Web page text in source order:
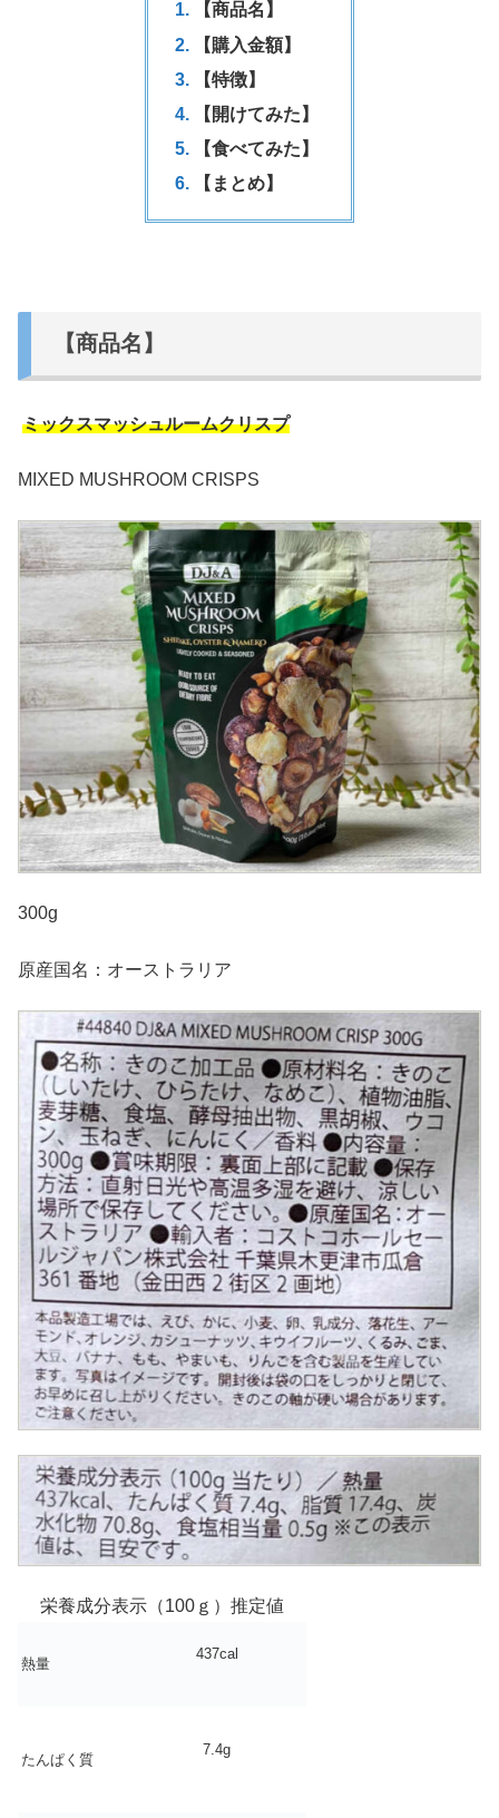
【商品名】
【購入金額】
【特徴】
【開けてみた】
【食べてみた】
【まとめ】
【商品名】
ミックスマッシュルームクリスプ
MIXED MUSHROOM CRISPS
300g
原産国名：オーストラリア
栄養成分表示（100ｇ）推定値
熱量
437cal
たんぱく質
7.4g